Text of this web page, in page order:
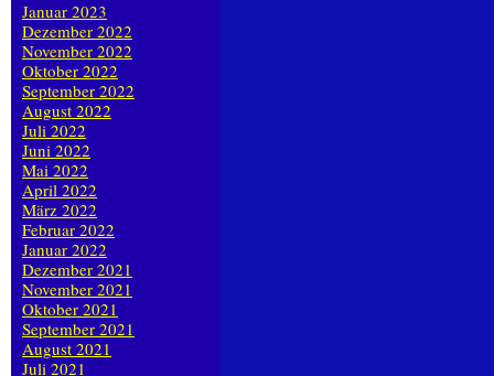
Januar 2023
Dezember 2022
November 2022
Oktober 2022
September 2022
August 2022
Juli 2022
Juni 2022
Mai 2022
April 2022
März 2022
Februar 2022
Januar 2022
Dezember 2021
November 2021
Oktober 2021
September 2021
August 2021
Juli 2021